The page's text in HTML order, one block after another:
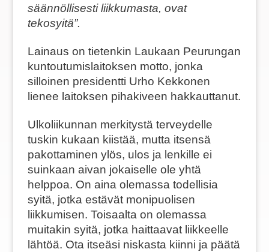
säännöllisesti liikkumasta, ovat
tekosyitä”.
Lainaus on tietenkin Laukaan Peurungan
kuntoutumislaitoksen motto, jonka
silloinen presidentti Urho Kekkonen
lienee laitoksen pihakiveen hakkauttanut.
Ulkoliikunnan merkitystä terveydelle
tuskin kukaan kiistää, mutta itsensä
pakottaminen ylös, ulos ja lenkille ei
suinkaan aivan jokaiselle ole yhtä
helppoa. On aina olemassa todellisia
syitä, jotka estävät monipuolisen
liikkumisen. Toisaalta on olemassa
muitakin syitä, jotka haittaavat liikkeelle
lähtöä. Ota itseäsi niskasta kiinni ja päätä